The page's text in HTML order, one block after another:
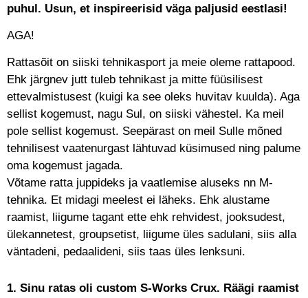
puhul. Usun, et inspireerisid väga paljusid eestlasi!
AGA!
Rattasõit on siiski tehnikasport ja meie oleme rattapood.
Ehk järgnev jutt tuleb tehnikast ja mitte füüsilisest
ettevalmistusest (kuigi ka see oleks huvitav kuulda). Aga
sellist kogemust, nagu Sul, on siiski vähestel. Ka meil
pole sellist kogemust. Seepärast on meil Sulle mõned
tehnilisest vaatenurgast lähtuvad küsimused ning palume
oma kogemust jagada.
Võtame ratta juppideks ja vaatlemise aluseks nn M-
tehnika. Et midagi meelest ei läheks. Ehk alustame
raamist, liigume tagant ette ehk rehvidest, jooksudest,
ülekannetest, groupsetist, liigume üles sadulani, siis alla
väntadeni, pedaalideni, siis taas üles lenksuni.
1. Sinu ratas oli custom S-Works Crux. Räägi raamist